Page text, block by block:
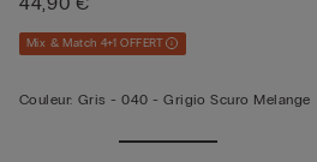
Mix & Match 4+1 OFFERT
Couleur: Gris -040 - Grigio Scuro Melange